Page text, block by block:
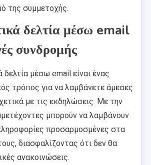
της συμμετοχής.
δελτία μέσω email
συνδρομής
δελτία μέσω email είναι ένας
τρόπος για να λαμβάνετε άμεσες
με τις εκδηλώσεις. Με την
μπορούν να λαμβάνουν
προσαρμοσμένες στα
διασφαλίζοντας ότι δεν θα
ανακοινώσεις.